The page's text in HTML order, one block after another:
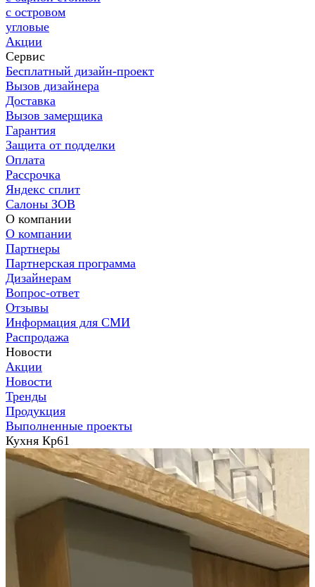
с островом
угловые
Акции
Сервис
Бесплатный дизайн-проект
Вызов дизайнера
Доставка
Вызов замерщика
Гарантия
Защита от подделки
Оплата
Рассрочка
Яндекс сплит
Салоны ЗОВ
О компании
О компании
Партнеры
Партнерская программа
Дизайнерам
Вопрос-ответ
Отзывы
Информация для СМИ
Распродажа
Новости
Акции
Новости
Тренды
Продукция
Выполненные проекты
Кухня Кр61